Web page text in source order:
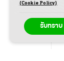
(Cookie Policy)
รับทราบ